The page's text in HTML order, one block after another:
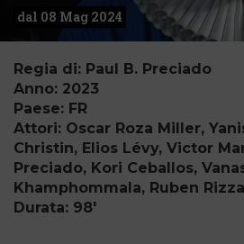
dal 08 Mag 2024
Regia di: Paul B. Preciado
Anno: 2023
Paese: FR
Attori: Oscar Roza Miller,
Christin, Elios Lévy, Victor
Preciado, Kori Ceballos,
Khamphommala, Ruben Rizza
Durata: 98'